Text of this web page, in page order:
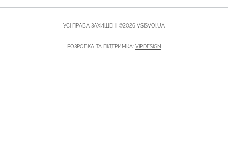
УСІ ПРАВА ЗАХИЩЕНІ ©2026 VSISVOI.UA
РОЗРОБКА ТА ПІДТРИМКА: VIPDESIGN